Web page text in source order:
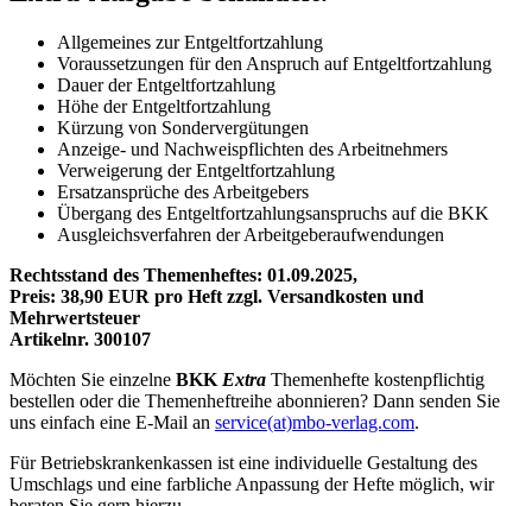
Allgemeines zur Entgeltfortzahlung
Voraussetzungen für den Anspruch auf Entgeltfortzahlung
Dauer der Entgeltfortzahlung
Höhe der Entgeltfortzahlung
Kürzung von Sondervergütungen
Anzeige- und Nachweispflichten des Arbeitnehmers
Verweigerung der Entgeltfortzahlung
Ersatzansprüche des Arbeitgebers
Übergang des Entgeltfortzahlungsanspruchs auf die BKK
Ausgleichsverfahren der Arbeitgeberaufwendungen
Rechtsstand des Themenheftes: 01.09.2025,
Preis: 38,90 EUR pro Heft zzgl. Versandkosten und
Mehrwertsteuer
Artikelnr. 300107
Möchten Sie einzelne BKK Extra Themenhefte kostenpflichtig
bestellen oder die Themenheftreihe abonnieren? Dann senden Sie
uns einfach eine E-Mail an service(at)mbo-verlag.com.
Für Betriebskrankenkassen ist eine individuelle Gestaltung des
Umschlags und eine farbliche Anpassung der Hefte möglich, wir